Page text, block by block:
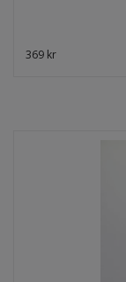
369 kr